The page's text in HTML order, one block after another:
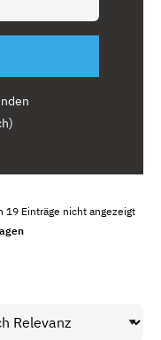
Einträge nicht angezeigt